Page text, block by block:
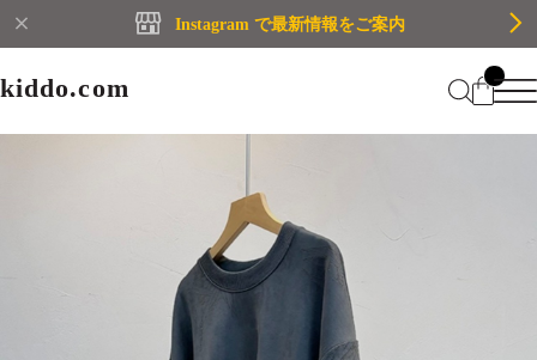
Instagram で最新情報をご案内
kiddo.com
kiddo.com
CATEGORY
Membership
Information